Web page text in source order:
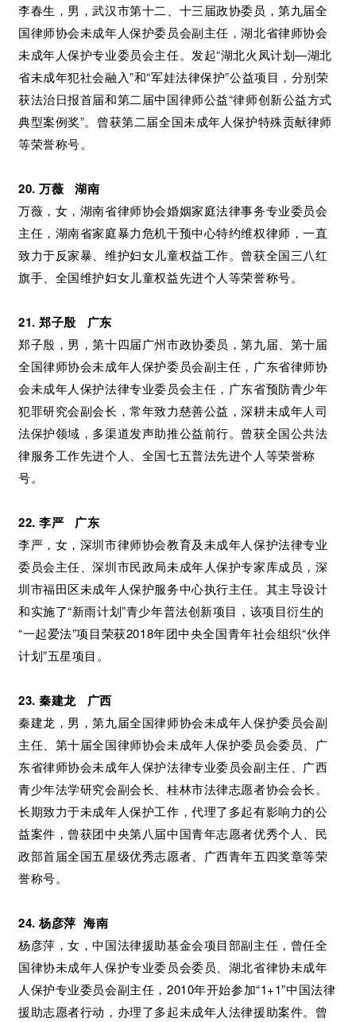
李春生，男，武汉市第十二、十三届政协委员，第九届全
国律师协会未成年人保护委员会副主任，湖北省律师协会
未成年人保护专业委员会主任。发起“湖北火凤计划—湖北
省未成年犯社会融入”和“军娃法律保护”公益项目，分别荣
获法治日报首届和第二届中国律师公益“律师创新公益方式
典型案例奖”。曾获第二届全国未成年人保护特殊贡献律师
等荣誉称号。
20. 万薇 湖南
万薇，女，湖南省律师协会婚姻家庭法律事务专业委员会
主任，湖南省家庭暴力危机干预中心特约维权律师，一直
致力于反家暴、维护妇女儿童权益工作。曾获全国三八红
旗手、全国维护妇女儿童权益先进个人等荣誉称号。
21. 郑子殷 广东
郑子殷，男，第十四届广州市政协委员，第九届、第十届
全国律师协会未成年人保护委员会副主任，广东省律师协
会未成年人保护法律专业委员会主任，广东省预防青少年
犯罪研究会副会长，常年致力慈善公益，深耕未成年人司
法保护领域，多渠道发声助推公益前行。曾获全国公共法
律服务工作先进个人、全国七五普法先进个人等荣誉称
号。
22. 李严 广东
李严，女，深圳市律师协会教育及未成年人保护法律专业
委员会主任、深圳市民政局未成年人保护专家库成员，深
圳市福田区未成年人保护服务中心执行主任。其主导设计
和实施了“新雨计划”青少年普法创新项目，该项目衍生的
“一起爱法”项目荣获2018年团中央全国青年社会组织“伙伴
计划”五星项目。
23. 秦建龙 广西
秦建龙，男，第九届全国律师协会未成年人保护委员会副
主任、第十届全国律师协会未成年人保护委员会委员、广
东省律师协会未成年人保护法律专业委员会副主任、广西
青少年法学研究会副会长、桂林市法律志愿者协会会长。
长期致力于未成年人保护工作，代理了多起有影响力的公
益案件，曾获团中央第八届中国青年志愿者优秀个人、民
政部首届全国五星级优秀志愿者、广西青年五四奖章等荣
誉称号。
24. 杨彦萍 海南
杨彦萍，女，中国法律援助基金会项目部副主任，曾任全
国律协未成年人保护专业委员会委员、湖北省律协未成年
人保护专业委员会副主任，2010年开始参加“1+1”中国法律
援助志愿者行动，办理了多起未成年人法律援助案件。曾